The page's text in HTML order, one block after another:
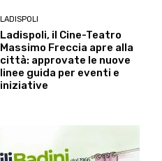
LADISPOLI
Ladispoli, il Cine-Teatro
Massimo Freccia apre alla
città: approvate le nuove
linee guida per eventi e
iniziative